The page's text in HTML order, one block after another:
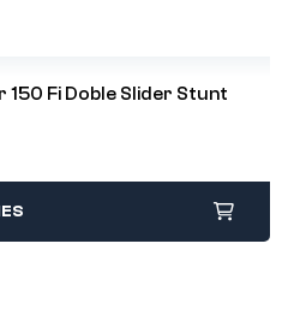
150 Fi Doble Slider Stunt